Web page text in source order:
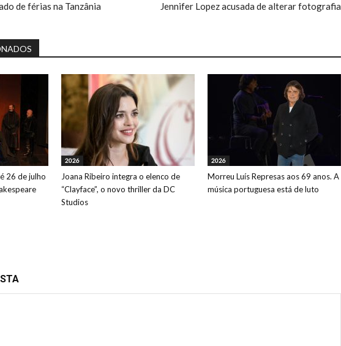
de férias na Tanzânia Jennifer Lopez acusada de alterar fotografia
26 de julho
2026
Joana Ribeiro integra o elenco de
“Clayface”, o novo thriller da DC
Studios
2026
Morreu Luís Represas aos 69 anos. A
música portuguesa está de luto